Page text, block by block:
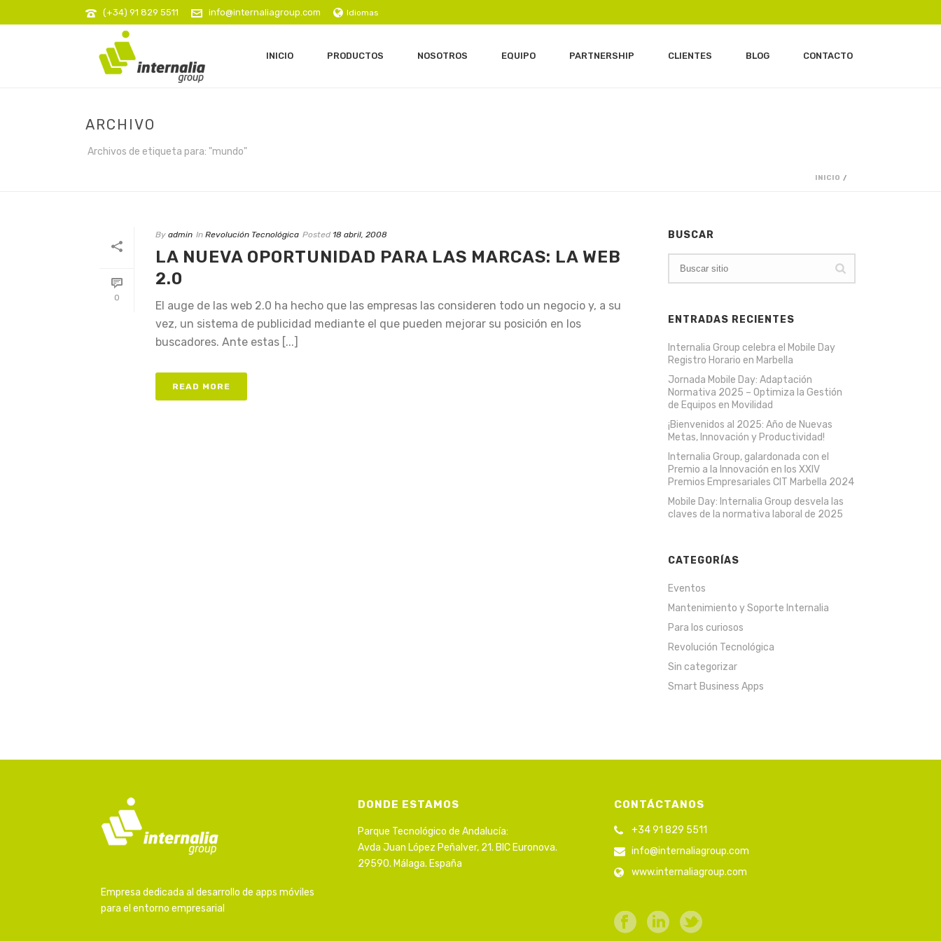
(+34) 91 829 5511 info@internaliagroup.com Idiomas
INICIO PRODUCTOS NOSOTROS EQUIPO PARTNERSHIP CLIENTES BLOG CONTACTO
ARCHIVO
Archivos de etiqueta para: "mundo"
INICIO /
0
By admin In Revolución Tecnológica Posted 18 abril, 2008
LA NUEVA OPORTUNIDAD PARA LAS MARCAS: LA WEB
2.0
El auge de las web 2.0 ha hecho que las empresas las consideren todo un negocio y, a su
vez, un sistema de publicidad mediante el que pueden mejorar su posición en los
buscadores. Ante estas [...]
READ MORE
BUSCAR
ENTRADAS RECIENTES
Internalia Group celebra el Mobile Day
Registro Horario en Marbella
Jornada Mobile Day: Adaptación
Normativa 2025 – Optimiza la Gestión
de Equipos en Movilidad
¡Bienvenidos al 2025: Año de Nuevas
Metas, Innovación y Productividad!
Internalia Group, galardonada con el
Premio a la Innovación en los XXIV
Premios Empresariales CIT Marbella 2024
Mobile Day: Internalia Group desvela las
claves de la normativa laboral de 2025
CATEGORÍAS
Eventos
Mantenimiento y Soporte Internalia
Para los curiosos
Revolución Tecnológica
Sin categorizar
Smart Business Apps
Empresa dedicada al desarrollo de apps móviles
para el entorno empresarial
DONDE ESTAMOS
Parque Tecnológico de Andalucía:
Avda Juan López Peñalver, 21. BIC Euronova.
29590. Málaga. España
CONTÁCTANOS
+34 91 829 5511
info@internaliagroup.com
www.internaliagroup.com